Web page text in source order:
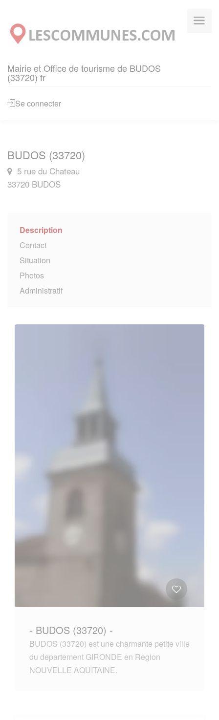
Mairie et Office de tourisme de BUDOS
(33720) fr
Se connecter
BUDOS (33720)
5 rue du Chateau
33720 BUDOS
Description
Contact
Situation
Photos
Administratif
- BUDOS (33720) -
BUDOS (33720) est une charmante petite ville
du departement GIRONDE en Region
NOUVELLE AQUITAINE.